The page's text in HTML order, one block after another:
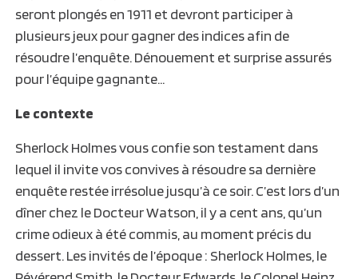
seront plongés en 1911 et devront participer à
plusieurs jeux pour gagner des indices afin de
résoudre l’enquête. Dénouement et surprise assurés
pour l’équipe gagnante…
Le contexte
Sherlock Holmes vous confie son testament dans
lequel il invite vos convives à résoudre sa dernière
enquête restée irrésolue jusqu’à ce soir. C’est lors d’un
dîner chez le Docteur Watson, il y a cent ans, qu’un
crime odieux à été commis, au moment précis du
dessert. Les invités de l’époque : Sherlock Holmes, le